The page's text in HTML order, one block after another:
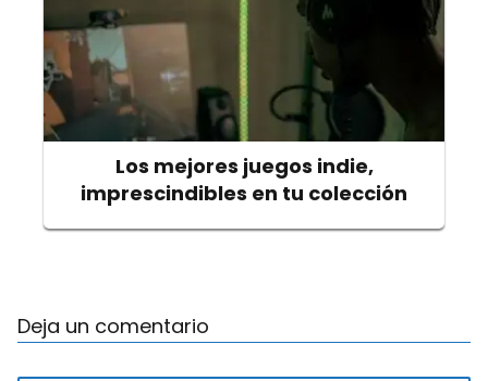
Los mejores juegos indie,
imprescindibles en tu colección
Deja un comentario